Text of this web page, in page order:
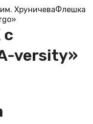
ХруничеваФлешка
versity»